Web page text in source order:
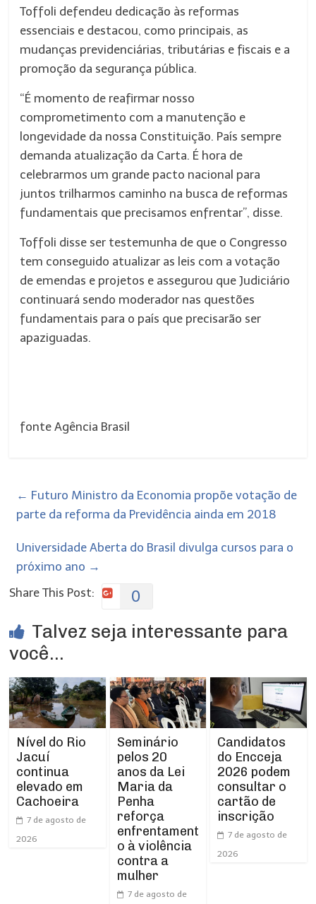
Toffoli defendeu dedicação às reformas
essenciais e destacou, como principais, as
mudanças previdenciárias, tributárias e fiscais e a
promoção da segurança pública.
“É momento de reafirmar nosso
comprometimento com a manutenção e
longevidade da nossa Constituição. País sempre
demanda atualização da Carta. É hora de
celebrarmos um grande pacto nacional para
juntos trilharmos caminho na busca de reformas
fundamentais que precisamos enfrentar”, disse.
Toffoli disse ser testemunha de que o Congresso
tem conseguido atualizar as leis com a votação
de emendas e projetos e assegurou que Judiciário
continuará sendo moderador nas questões
fundamentais para o país que precisarão ser
apaziguadas.
fonte Agência Brasil
← Futuro Ministro da Economia propõe votação de
parte da reforma da Previdência ainda em 2018
Universidade Aberta do Brasil divulga cursos para o
próximo ano →
Share This Post:
0
Talvez seja interessante para
você...
Nível do Rio
Jacuí
continua
elevado em
Cachoeira
7 de agosto de
2026
Seminário
pelos 20
anos da Lei
Maria da
Penha
reforça
enfrentament
o à violência
contra a
mulher
7 de agosto de
Candidatos
do Encceja
2026 podem
consultar o
cartão de
inscrição
7 de agosto de
2026